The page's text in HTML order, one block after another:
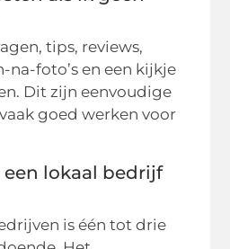
tips, reviews,
na-foto’s en een kijkje
Dit zijn eenvoudige
goed werken voor
een lokaal bedrijf
is één tot drie